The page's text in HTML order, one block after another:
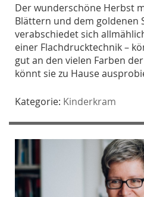
Der wunderschöne Herbst
Blättern und dem goldenen
verabschiedet sich
einer Flachdrucktechnik –
gut an den vielen Farben
könnt sie zu Hause
Kategorie: Kinderkram